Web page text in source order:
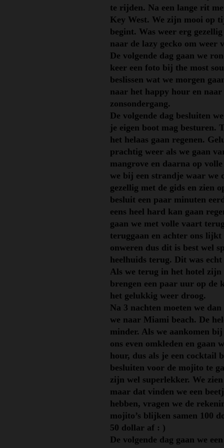
te rijden. Na een lange rit
Key West. We zijn mooi op
begint. Was weer erg
naar de lazy gecko om weer
De volgende dag gaan we
keer een foto bij the most
beslissen wat we morgen
naar het happy hour en
zonsondergang.
De volgende dag besluiten
je eigen boot mag besturen.
het helaas gaan regenen.
prachtig weer als we gaan
mangrove en daarna op
we bij een strandje waar we
gezellig met de gids en zien
besluit een paar minuten
eens heel hard kan gaan
gaan we met volle vaart
teruggaan en achter ons
onweren dus dit is best wel
heelhuids terug. Dit was
Als we terug in het hotel zijn
brengen een paar uur op
het gelukkig weer droog.
Na 3 nachten moeten we
we naar Miami beach. De
minder. Als we aankomen
ons even omkleden en gaan
hour, dus als je een cocktail
besluiten voor de mojito te
zijn wel superlekker. We
maar dat vinden we een
hebben, vragen we de
mojito’s blijken samen 100
50 dollar af : )
De volgende dag gaan we